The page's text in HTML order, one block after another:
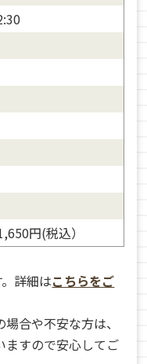
円(税込）
詳細はこちらをご
合や不安な方は、
ますので安心してご